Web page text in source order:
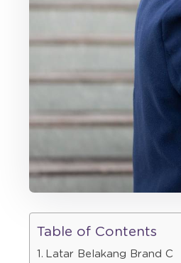
Table of Contents
Latar Belakang Brand C